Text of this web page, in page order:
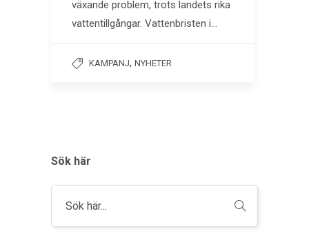
växande problem, trots landets rika
vattentillgångar. Vattenbristen i…
KAMPANJ, NYHETER
Sök här